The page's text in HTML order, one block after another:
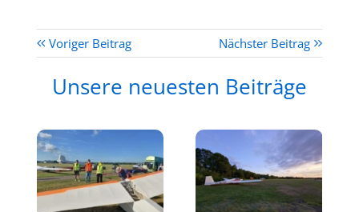
Voriger Beitrag Nächster Beitrag
Unsere neuesten Beiträge